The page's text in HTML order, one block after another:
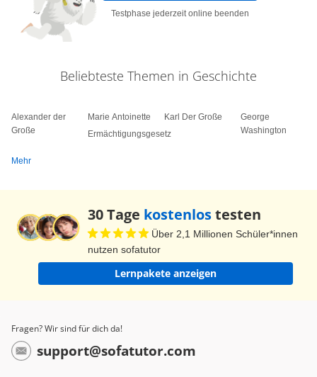
Testphase jederzeit online beenden
Beliebteste Themen in Geschichte
Alexander der
Große
Marie Antoinette
Ermächtigungsgesetz
Karl Der Große
George
Washington
Mehr
30 Tage kostenlostesten
Über 2,1 Millionen Schüler*innen
nutzen sofatutor
Lernpakete anzeigen
Fragen? Wir sind für dich da!
support@sofatutor.com